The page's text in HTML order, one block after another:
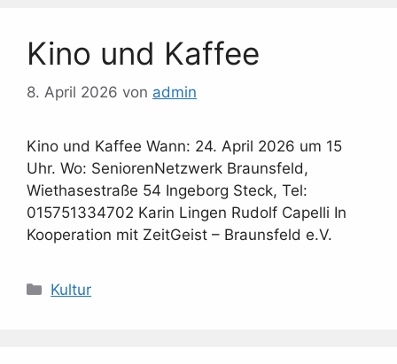
Kino und Kaffee
8. April 2026 von admin
Kino und Kaffee Wann: 24. April 2026 um 15
Uhr. Wo: SeniorenNetzwerk Braunsfeld,
Wiethasestraße 54 Ingeborg Steck, Tel:
015751334702 Karin Lingen Rudolf Capelli In
Kooperation mit ZeitGeist – Braunsfeld e.V.
Kategorien
Kultur